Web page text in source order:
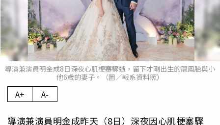
導演兼演員明金成8日深夜心肌梗塞驟逝，留下才剛出生的龍鳳胎與小
他6歲的妻子。（圖／報系資料照）
A+ A-
導演兼演員明金成昨天（8日）深夜因心肌梗塞驟